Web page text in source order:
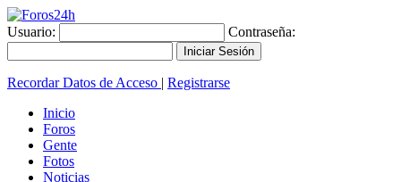
Usuario: Contraseña:
Recordar Datos de Acceso | Registrarse
Inicio
Foros
Gente
Fotos
Noticias